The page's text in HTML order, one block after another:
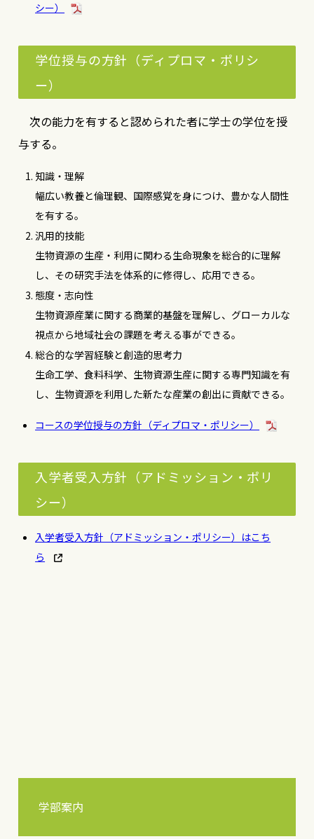
シー）
学位授与の方針（ディプロマ・ポリシ
ー）
次の能力を有すると認められた者に学士の学位を授
与する。
知識・理解
幅広い教養と倫理観、国際感覚を身につけ、豊かな人間性
を有する。
汎用的技能
生物資源の生産・利用に関わる生命現象を総合的に理解
し、その研究手法を体系的に修得し、応用できる。
態度・志向性
生物資源産業に関する商業的基盤を理解し、グローカルな
視点から地域社会の課題を考える事ができる。
総合的な学習経験と創造的思考力
生命工学、食料科学、生物資源生産に関する専門知識を有
し、生物資源を利用した新たな産業の創出に貢献できる。
コースの学位授与の方針（ディプロマ・ポリシー）
入学者受入方針（アドミッション・ポリ
シー）
入学者受入方針（アドミッション・ポリシー）はこち
ら
学部案内